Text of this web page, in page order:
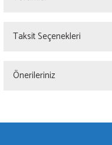
Taksit Seçenekleri
Önerileriniz
gördüğünüz noktaları öneri